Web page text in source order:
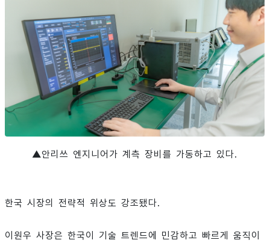
▲안리쓰 엔지니어가 계측 장비를 가동하고 있다.
한국 시장의 전략적 위상도 강조됐다.
이원우 사장은 한국이 기술 트렌드에 민감하고 빠르게 움직이